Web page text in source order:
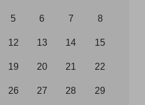
5 6 7 8
12 13 14 15
19 20 21 22
26 27 28 29